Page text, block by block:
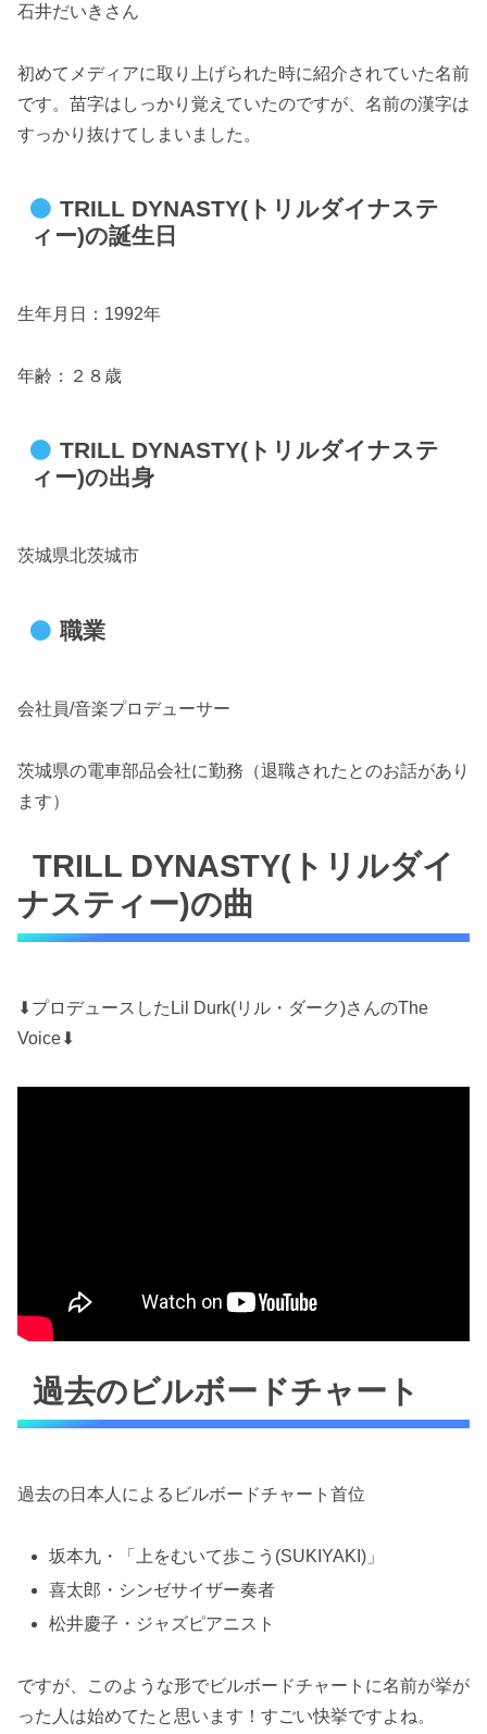
石井だいきさん
初めてメディアに取り上げられた時に紹介されていた名前
です。苗字はしっかり覚えていたのですが、名前の漢字は
すっかり抜けてしまいました。
TRILL DYNASTY(トリルダイナステ
ィー)の誕生日
生年月日：1992年
年齢：２８歳
TRILL DYNASTY(トリルダイナステ
ィー)の出身
茨城県北茨城市
職業
会社員/音楽プロデューサー
茨城県の電車部品会社に勤務（退職されたとのお話があり
ます）
TRILL DYNASTY(トリルダイ
ナスティー)の曲
⬇︎プロデュースしたLil Durk(リル・ダーク)さんのThe
Voice⬇︎
過去のビルボードチャート
過去の日本人によるビルボードチャート首位
坂本九・「上をむいて歩こう(SUKIYAKI)」
喜太郎・シンゼサイザー奏者
松井慶子・ジャズピアニスト
ですが、このような形でビルボードチャートに名前が挙が
った人は始めてたと思います！すごい快挙ですよね。